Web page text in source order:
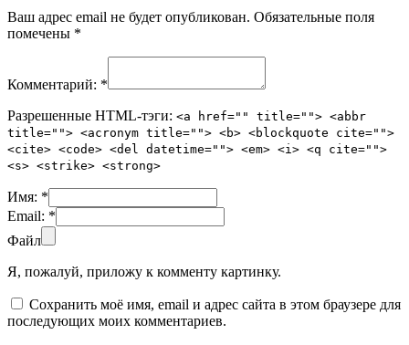
Ваш адрес email не будет опубликован. Обязательные поля
помечены *
Комментарий: *
Разрешенные HTML-тэги: <a href="" title=""> <abbr
title=""> <acronym title=""> <b> <blockquote cite="">
<cite> <code> <del datetime=""> <em> <i> <q cite="">
<s> <strike> <strong>
Имя: *
Email: *
Файл
Я, пожалуй, приложу к комменту картинку.
Сохранить моё имя, email и адрес сайта в этом браузере для
последующих моих комментариев.